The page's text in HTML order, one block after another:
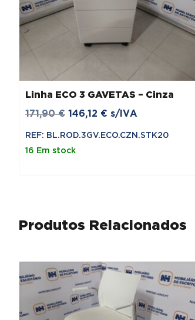
Linha ECO 3 GAVETAS – Cinza
171,90€ O
146,12 € O
s/IVA
REF: BL.ROD.3GV.ECO.CZN.STK20
16 Em stock
Produtos Relacionados